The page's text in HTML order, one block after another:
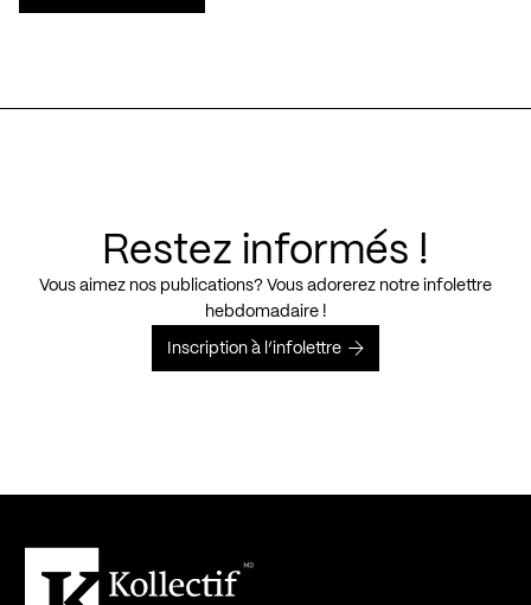
Restez informés !
Vous aimez nos publications? Vous adorerez notre infolettre
hebdomadaire !
Inscription à l’infolettre